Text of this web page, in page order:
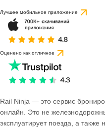
Лучшее мобильное приложение
Оценено как отличное
Rail Ninja — это сервис
онлайн. Это не
эксплуатирует поезда, а